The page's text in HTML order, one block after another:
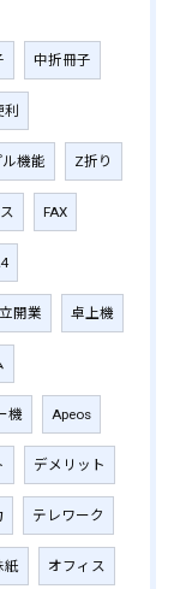
中折冊子
ル機能 Z折り
FAX
開業 卓上機
機 Apeos
デメリット
テレワーク
紙 オフィス